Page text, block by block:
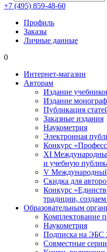
+7 (495) 859-48-60
Профиль
Заказы
Личные данные
0
Интернет-магазин
Авторам
Издание
Издание
Публикация
Заказные издания
Наукометрия
Электронная
Конкурс
XI
и учебную
V
Скидка для
Конкурс
традиции,
Образовательным
Комплектование
Наукометрия
Подписка на ЭБС
Совместные серии